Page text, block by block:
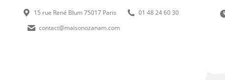
15 rue René Blum 75017 Paris
01 48 24 60 30
contact@maisonozanam.com